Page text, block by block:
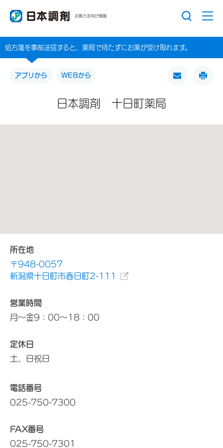
お客さま向け情報
処方箋を事前送信すると、薬局で待たずにお薬が受け取れます。
アプリから WEBから
日本調剤 十日町薬局
所在地
〒948-0057
新潟県十日町市春日町2-111
営業時間
月～金9：00～18：00
定休日
土、日祝日
電話番号
025-750-7300
FAX番号
025-750-7301